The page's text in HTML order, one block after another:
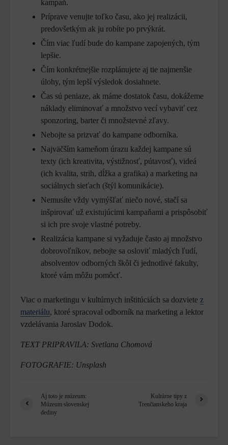
kampaň.
Príprave venujte toľko času, ako jej realizácii,
predovšetkým ak ju robíte po prvýkrát.
Čím viac ľudí bude do kampane zapojených, tým
lepšie.
Čím konkrétnejšie rozplánujete aj tie najmenšie
úlohy, tým lepší výsledok dosiahnete.
Čas sú peniaze, ak máme dostatok času, dokážeme
náklady eliminovať a množstvo vecí vybaviť cez
sponzoring, barter či množstevné zľavy.
Nebojte sa prizvať do kampane odborníka.
Najväčším kameňom úrazu každej kampane sú
texty (ich kreativita, výstižnosť, pútavosť), videá
(ich kvalita, strih, dĺžka a grafika) a marketing na
sociálnych sieťach (štýl komunikácie).
Nemusíte vždy vymýšľať niečo nové, stačí sa
inšpirovať už existujúcimi kampaňami a prispôsobiť
si ich pre svoje vlastné potreby.
Realizácia kampane si vyžaduje často aj množstvo
dobrovoľníkov, nebojte sa osloviť mladých ľudí,
absolventov odborných škôl či jednotlivé fakulty,
ktoré vám môžu pomôcť.
Viac o marketingu v kultúrnych inštitúciách sa dozviete z
materiálu, ktoré spracoval odborník na marketing a lektor
vzdelávania Jaroslav Dodok.
TEXT PRIPRAVILA: Svetlana Chomová
FOTOGRAFIE: Unsplash
Aj toto je múzeum:
Múzeum slovenskej
dediny
Kultúrne tipy z
Trenčianskeho kraja